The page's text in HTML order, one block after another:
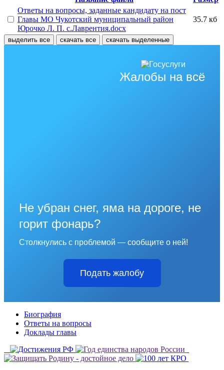
Ответы на вопросы, заданные кандидату на пост
Главы МО Чукотский муниципальный район
Юрочко Л. П. с.Лаврентия.docx
35.7 кб
выделить все скачать все скачать выделенные
Жалобы на всё
Не убран снег, яма на дороге, не
горит фонарь?
Столкнулись с проблемой — сообщите о ней!
Подать жалобу
Биография
Ответы на вопросы
Доклады главы